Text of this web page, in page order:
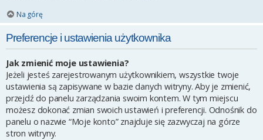
Na górę
Preferencje i ustawienia użytkownika
Jak zmienić moje ustawienia?
Jeżeli jesteś zarejestrowanym użytkownikiem, wszystkie twoje
ustawienia są zapisywane w bazie danych witryny. Aby je zmienić,
przejdź do panelu zarządzania swoim kontem. W tym miejscu
możesz dokonać zmian swoich ustawień i preferencji. Odnośnik do
panelu o nazwie “Moje konto” znajduje się zazwyczaj na górze
stron witryny.